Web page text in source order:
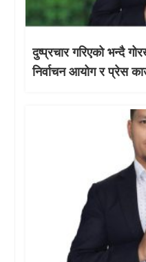
दुष्प्रचार गरिएको भन्दै
निर्वाचन आयोग र प्रेस